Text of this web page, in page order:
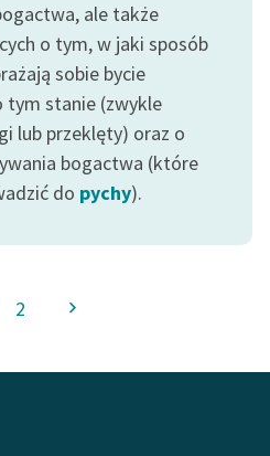
ale także
o tym, w jaki sposób
sobie bycie
tym stanie (zwykle
lub przeklęty) oraz o
bogactwa (które
do pychy).
2